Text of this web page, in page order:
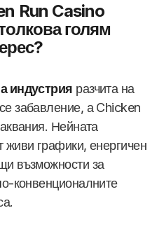
Run Casino
голям
индустрия разчита на
забавление, а Chicken
Нейната
живи графики, енергичен
възможности за
конвенционалните